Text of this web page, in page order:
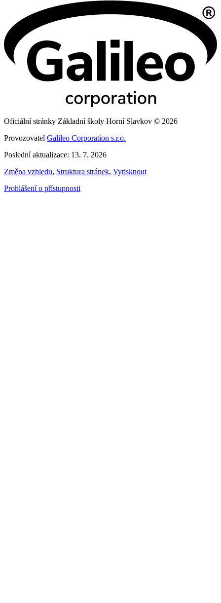
Oficiální stránky Základní školy Horní Slavkov © 2026
Provozovatel Galileo Corporation s.r.o.
Poslední aktualizace: 13. 7. 2026
Změna vzhledu, Struktura stránek, Vytisknout
Prohlášení o přístupnosti